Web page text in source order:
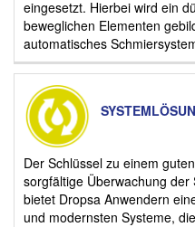
eingesetzt. Hierbei wird ein
beweglichen Elementen
automatisches
Der Schlüssel zu einem
sorgfältige Überwachung
bietet Dropsa Anwendern
und modernsten Systeme,